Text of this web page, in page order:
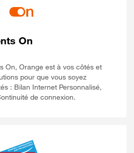
On
On, Orange est à vos côtés et
pour que vous soyez
: Bilan Internet Personnalisé,
de connexion.